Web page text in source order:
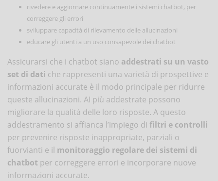
rivedere e aggiornare continuamente i sistemi chatbot, per
correggere gli errori
sviluppare capacità di rilevamento delle allucinazioni
educare gli utenti a un uso consapevole dei chatbot
Assicurarsi che i chatbot siano addestrati su un vasto
set di dati che rappresenti una varietà di prospettive e
informazioni accurate è il modo principale per ridurre
queste allucinazioni. AI più addestrate possono
migliorare la qualità delle loro risposte. A questo
addestramento si affianca l’impiego di filtri e controlli
per prevenire risposte inappropriate, parziali o
fuorvianti e il monitoraggio regolare dei sistemi di
chatbot per correggere errori e incorporare nuove
informazioni accurate.